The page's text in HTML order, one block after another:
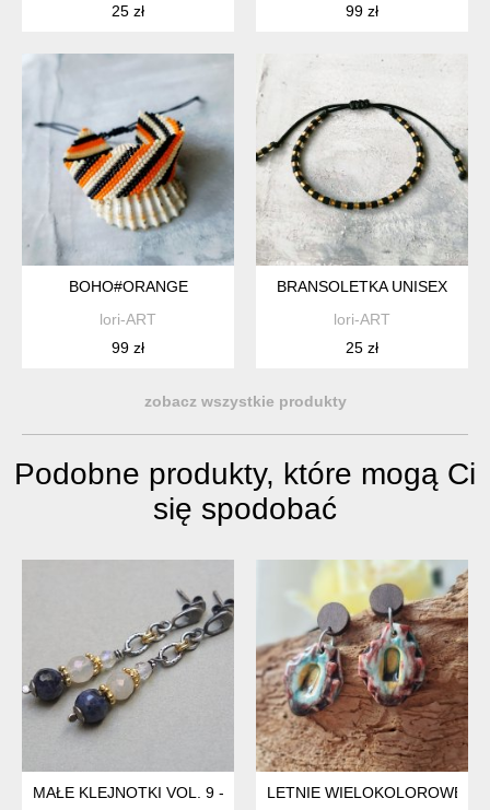
25 zł
99 zł
BOHO#ORANGE
lori-ART
99 zł
BRANSOLETKA UNISEX
lori-ART
25 zł
zobacz wszystkie produkty
Podobne produkty, które mogą Ci
się spodobać
MAŁE KLEJNOTKI VOL. 9 - KOLCZYKILETNIE WIELOKOLOROWE